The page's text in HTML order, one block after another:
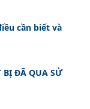
cần biết và
BỊ ĐÃ QUA SỬ